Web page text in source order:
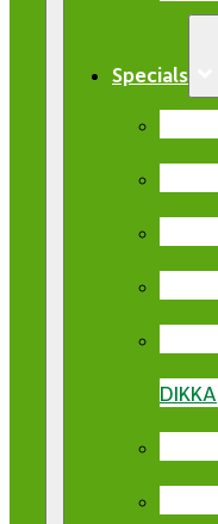
Specials
DIKKA